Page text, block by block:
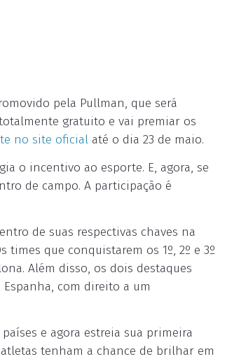
pela Pullman, que será
gratuito e vai premiar os
no site oficial até o dia 23 de maio.
o incentivo ao esporte. E, agora, se
de campo. A participação é
de suas respectivas chaves na
times que conquistarem os 1º, 2º e 3º
Além disso, os dois destaques
com direito a um
e agora estreia sua primeira
tenham a chance de brilhar em